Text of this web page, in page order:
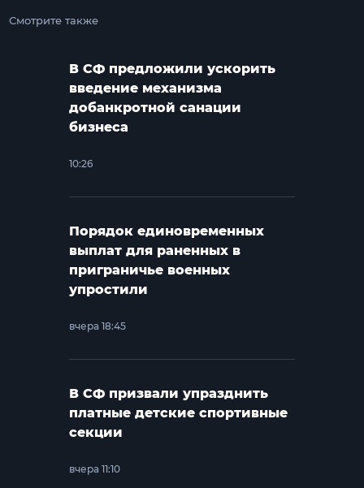
Смотрите также
В СФ предложили ускорить
введение механизма
добанкротной санации
бизнеса
10:26
Порядок единовременных
выплат для раненных в
приграничье военных
упростили
вчера 18:45
В СФ призвали упразднить
платные детские спортивные
секции
вчера 11:10